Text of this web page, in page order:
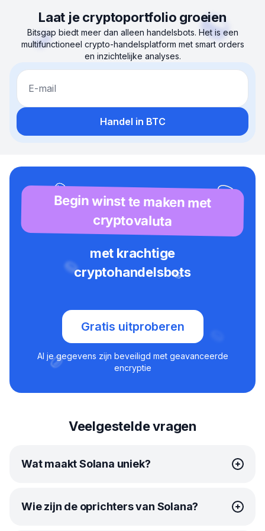
Laat je cryptoportfolio groeien
Bitsgap biedt meer dan alleen handelsbots. Het is een
multifunctioneel crypto-handelsplatform met smart orders
en inzichtelijke analyses.
E-mail
Handel in BTC
Begin winst te maken met
cryptovaluta
met krachtige
cryptohandelsbots
Gratis uitproberen
Al je gegevens zijn beveiligd met geavanceerde
encryptie
Veelgestelde vragen
Wat maakt Solana uniek?
Solana’s innovatieve combinatie van proof-of-stake
(PoS) en proof-of-history (PoH) consensusmodellen
Wie zijn de oprichters van Solana?